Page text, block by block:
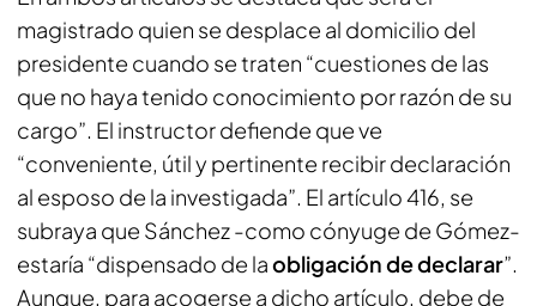
magistrado quien se desplace al domicilio del
presidente cuando se traten “cuestiones de las
que no haya tenido conocimiento por razón de su
cargo”. El instructor defiende que ve
“conveniente, útil y pertinente recibir declaración
al esposo de la investigada”. El artículo 416, se
subraya que Sánchez -como cónyuge de Gómez-
estaría “dispensado de laobligación de declarar”.
Aunque, para acogerse a dicho artículo, debe de